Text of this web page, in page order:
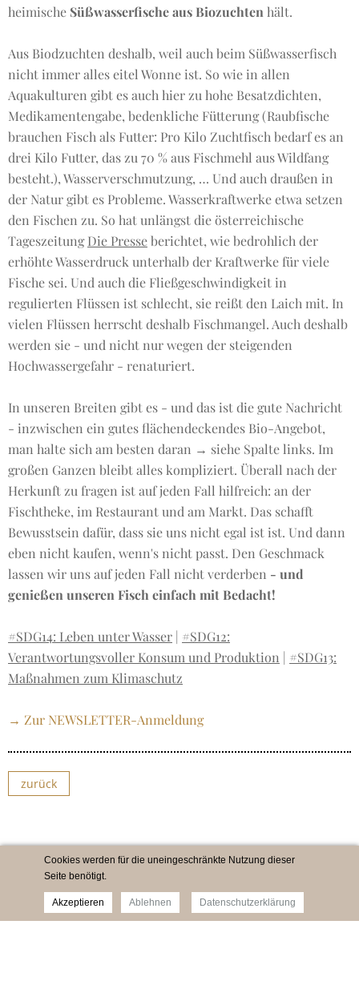
heimische Süßwasserfische aus Biozuchten hält.
Aus Biodzuchten deshalb, weil auch beim Süßwasserfisch
nicht immer alles eitel Wonne ist. So wie in allen
Aquakulturen gibt es auch hier zu hohe Besatzdichten,
Medikamentengabe, bedenkliche Fütterung (Raubfische
brauchen Fisch als Futter: Pro Kilo Zuchtfisch bedarf es an
drei Kilo Futter, das zu 70 % aus Fischmehl aus Wildfang
besteht.), Wasserverschmutzung, … Und auch draußen in
der Natur gibt es Probleme. Wasserkraftwerke etwa setzen
den Fischen zu. So hat unlängst die österreichische
TageszeitungDie Presseberichtet, wie bedrohlich der
erhöhte Wasserdruck unterhalb der Kraftwerke für viele
Fische sei. Und auch die Fließgeschwindigkeit in
regulierten Flüssen ist schlecht, sie reißt den Laich mit. In
vielen Flüssen herrscht deshalb Fischmangel. Auch deshalb
werden sie - und nicht nur wegen der steigenden
Hochwassergefahr - renaturiert.
In unseren Breiten gibt es - und das ist die gute Nachricht
- inzwischen ein gutes flächendeckendes Bio-Angebot,
man halte sich am besten daran → siehe Spalte links. Im
großen Ganzen bleibt alles kompliziert. Überall nach der
Herkunft zu fragen ist auf jeden Fall hilfreich: an der
Fischtheke, im Restaurant und am Markt. Das schafft
Bewusstsein dafür, dass sie uns nicht egal ist ist. Und dann
eben nicht kaufen, wenn's nicht passt. Den Geschmack
lassen wir uns auf jeden Fall nicht verderben - und
genießen unseren Fisch einfach mit Bedacht!
#SDG14: Leben unter Wasser
#SDG12:
Verantwortungsvoller Konsum und Produktion
#SDG13:
Maßnahmen zum Klimaschutz
→ Zur NEWSLETTER-Anmeldung
zurück
Impressum Newsletter Datenschutz
Cookies werden für die uneingeschränkte Nutzung dieser
Seite benötigt.
Akzeptieren Ablehnen Datenschutzerklärung